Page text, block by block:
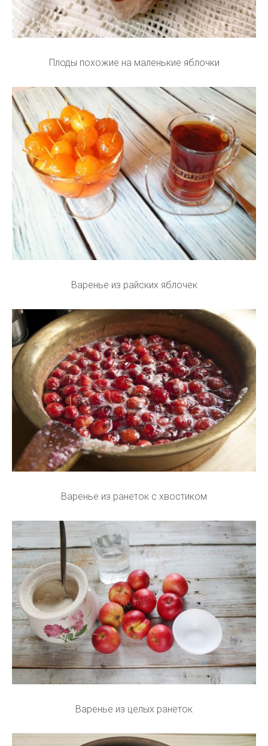
Плоды похожие на маленькие яблочки
Варенье из райских яблочек
Варенье из ранеток с хвостиком
Варенье из целых ранеток